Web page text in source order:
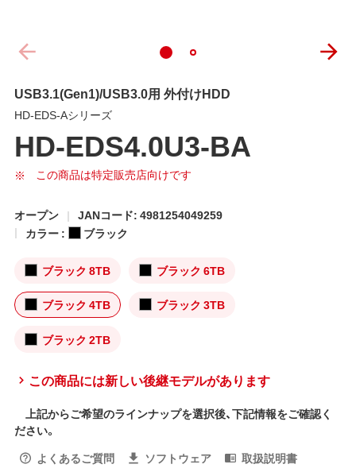
USB3.1(Gen1)/USB3.0用 外付けHDD
HD-EDS-Aシリーズ
HD-EDS4.0U3-BA
この商品は特定販売店向けです
オープン
JANコード: 4981254049259
カラー :
ブラック
ブラック 8TB ブラック 6TB
ブラック 4TB ブラック 3TB
ブラック 2TB
この商品には新しい後継モデルがあります
上記からご希望のラインナップを選択後、下記情報をご確認く
ださい。
よくあるご質問
ソフトウェア
取扱説明書